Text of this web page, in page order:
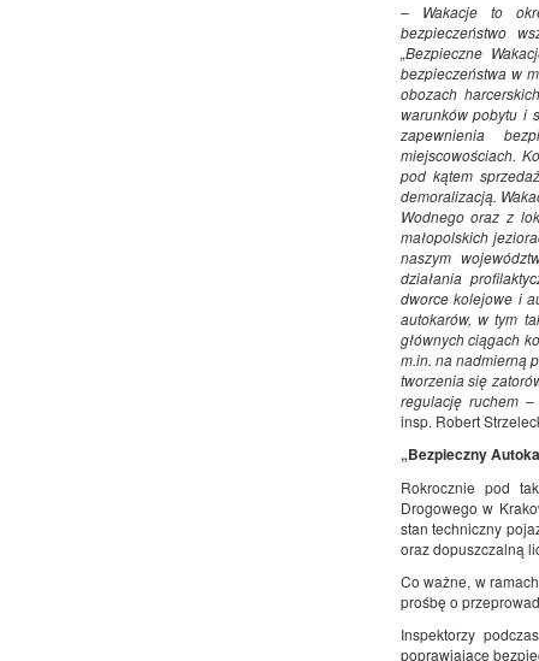
– Wakacje to
bezpieczeństwo
„Bezpieczne
bezpieczeństwa w
obozach
warunków pobytu i
zapewnienia
miejscowościach.
pod kątem
demoralizacją.
Wodnego oraz z
małopolskich
naszym
działania
dworce kolejowe i
autokarów, w tym
głównych ciągach
m.in. na nadmierną
tworzenia się
regulację ruchem –
insp. Robert
„Bezpieczny
Rokrocznie pod
Drogowego w
stan techniczny
oraz dopuszczalną
Co ważne, w
prośbę o
Inspektorzy
poprawiające